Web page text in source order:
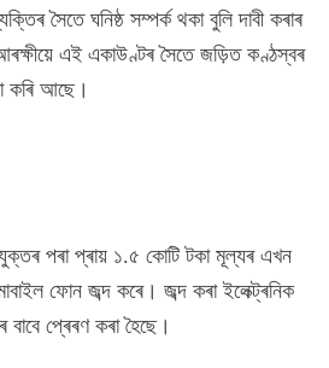
সৈতে ঘনিষ্ঠ সম্পৰ্ক থকা বুলি দাবী কৰাৰ
এই একাউণ্টৰ সৈতে জড়িত কণ্ঠস্বৰ
কৰি আছে।
পৰা প্ৰায় ১.৫ কোটি টকা মূল্যৰ এখন
ফোন জব্দ কৰে। জব্দ কৰা ইলেক্ট্ৰনিক
বাবে প্ৰেৰণ কৰা হৈছে।